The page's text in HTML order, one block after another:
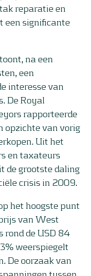
reparatie en
een significante
na een
een
interesse van
De Royal
rapporteerde
opzichte van vorig
Uit het
en taxateurs
de grootste daling
crisis in 2009.
het hoogste punt
van West
rond de USD 84
weerspiegelt
De oorzaak van